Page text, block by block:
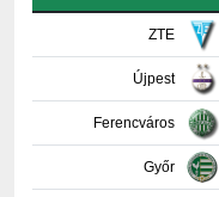
Újpest
Ferencváros
Győr
Honvéd